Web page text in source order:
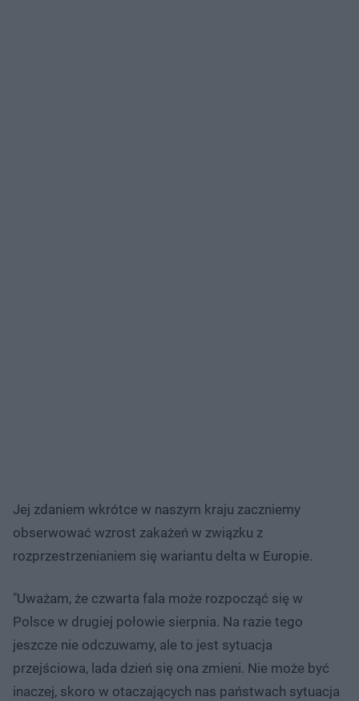
Jej zdaniem wkrótce w naszym kraju zaczniemy
obserwować wzrost zakażeń w związku z
rozprzestrzenianiem się wariantu delta w Europie.
"Uważam, że czwarta fala może rozpocząć się w
Polsce w drugiej połowie sierpnia. Na razie tego
jeszcze nie odczuwamy, ale to jest sytuacja
przejściowa, lada dzień się ona zmieni. Nie może być
inaczej, skoro w otaczających nas państwach sytuacja